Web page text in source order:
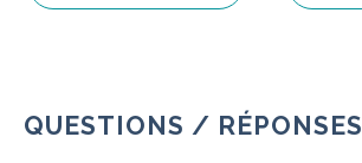
QUESTIONS / RÉPONSES